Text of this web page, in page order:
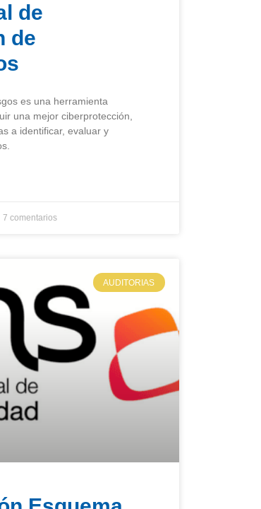
de
de
es una herramienta
una mejor ciberprotección,
a identificar, evaluar y
7 comentarios
AUDITORIAS